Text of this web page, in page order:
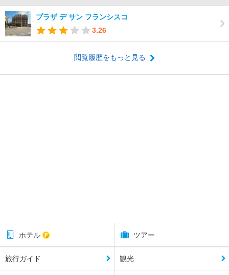
プラザ デ サン フランシスコ
3.26
閲覧履歴をもっと見る
ホテル ツアー
旅行ガイド 観光